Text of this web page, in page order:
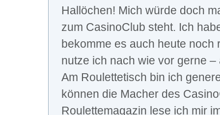
Hallöchen! Mich würde doch
zum CasinoClub steht. Ich
bekomme es auch heute
nutze ich nach wie vor gerne
Am Roulettetisch bin ich
können die Macher des
Roulettemagazin lese ich mir